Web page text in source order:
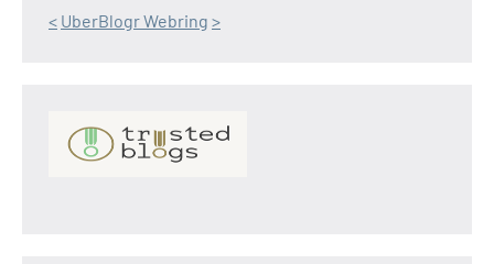
< UberBlogr Webring >